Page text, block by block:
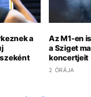
a
Az M1-en
a Sziget
koncertjeit
2 ÓRÁJA